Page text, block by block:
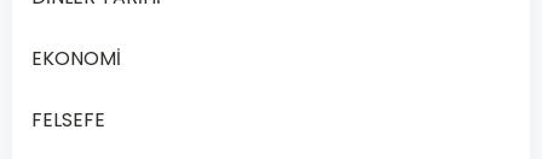
ilgili
hangisi
EKONOMİ
FELSEFE